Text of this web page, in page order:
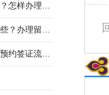
留学签证？
有什么要求？
程是怎样？